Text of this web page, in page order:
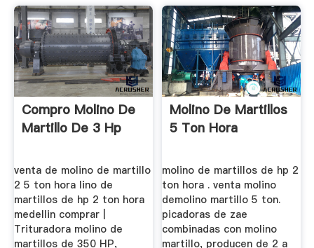
Compro Molino De
Martillo De 3 Hp
venta de molino de martillo
2 5 ton hora lino de
martillos de hp 2 ton hora
medellin comprar |
Trituradora molino de
martillos de 350 HP,
Molino De Martillos
5 Ton Hora
molino de martillos de hp 2
ton hora . venta molino
demolino martillo 5 ton.
picadoras de zae
combinadas con molino
martillo, producen de 2 a